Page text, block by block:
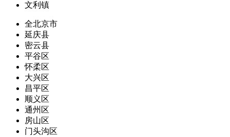
文利镇
全北京市
延庆县
密云县
平谷区
怀柔区
大兴区
昌平区
顺义区
通州区
房山区
门头沟区